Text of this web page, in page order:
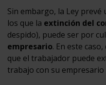
Sin embargo, la Ley
los que la extinción del
despido), puede ser por
empresario. En este caso,
que el trabajador puede
trabajo con su empresario